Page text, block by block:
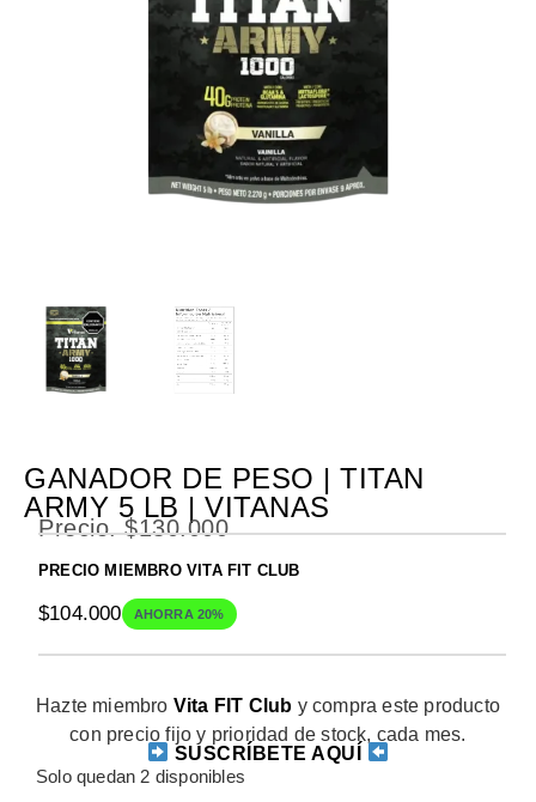
GANADOR DE PESO | TITAN
ARMY 5 LB | VITANAS
Precio.$130.000
PRECIO MIEMBRO VITA FIT CLUB
$104.000 AHORRA 20%
Hazte miembro Vita FIT Club y compra este producto
con precio fijo y prioridad de stock, cada mes.
SUSCRÍBETE AQUÍ
Solo quedan 2 disponibles